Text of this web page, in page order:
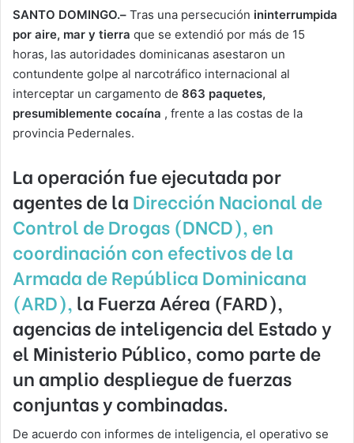
SANTO DOMINGO.– Tras una persecución ininterrumpida
por aire, mar y tierra que se extendió por más de 15
horas, las autoridades dominicanas asestaron un
contundente golpe al narcotráfico internacional al
interceptar un cargamento de 863 paquetes,
presumiblemente cocaína , frente a las costas de la
provincia Pedernales.
La operación fue ejecutada por
agentes de la Dirección Nacional de
Control de Drogas (DNCD), en
coordinación con efectivos de la
Armada de República Dominicana
(ARD), la Fuerza Aérea (FARD),
agencias de inteligencia del Estado y
el Ministerio Público, como parte de
un amplio despliegue de fuerzas
conjuntas y combinadas.
De acuerdo con informes de inteligencia, el operativo se